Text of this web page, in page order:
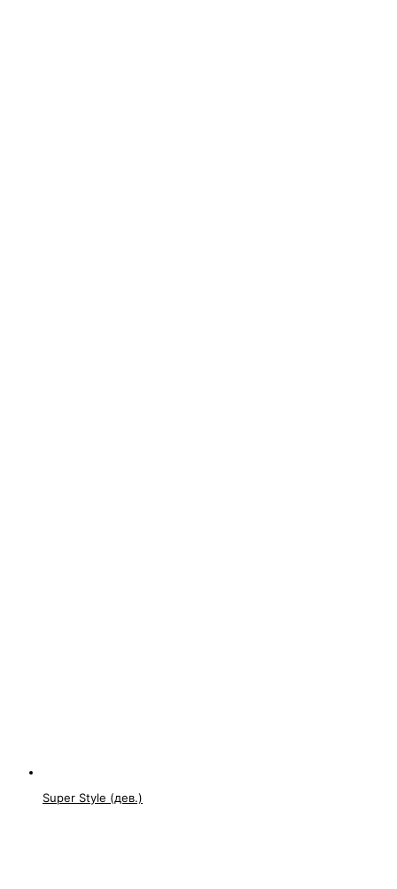
Super Style (дев.)